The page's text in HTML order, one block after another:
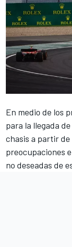
En medio de los
para la llegada
chasis a partir de
preocupaciones
no deseadas de